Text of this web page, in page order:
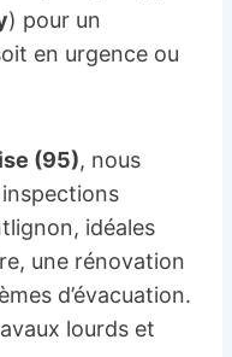
) pour un
en urgence ou
(95), nous
idéales
une rénovation
d’évacuation.
lourds et